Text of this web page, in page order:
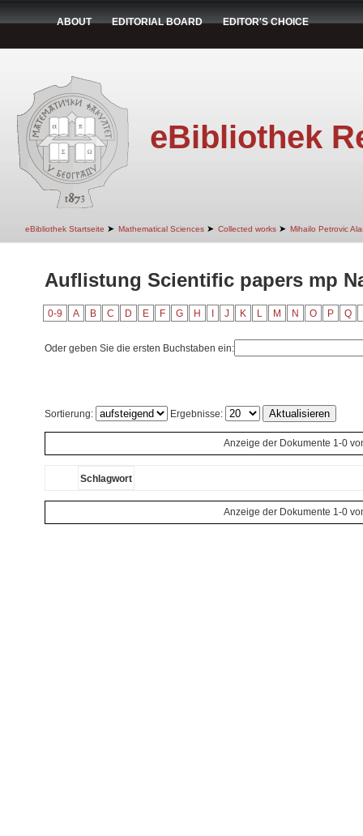
ABOUT EDITORIAL BOARD EDITOR'S CHOICE
eBibliothek
eBibliothek Startseite ➤ Mathematical Sciences ➤ Collected works ➤ Mihailo Petrovic
Auflistung Scientific papers mp
0-9 A B C D E F G H J K L M N O P Q
Oder geben Sie die ersten Buchstaben ein:
Sortierung: Ergebnisse:
Anzeige der Dokumente 1-0
Schlagwort
Anzeige der Dokumente 1-0